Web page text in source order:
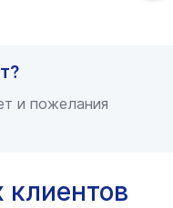
и пожелания